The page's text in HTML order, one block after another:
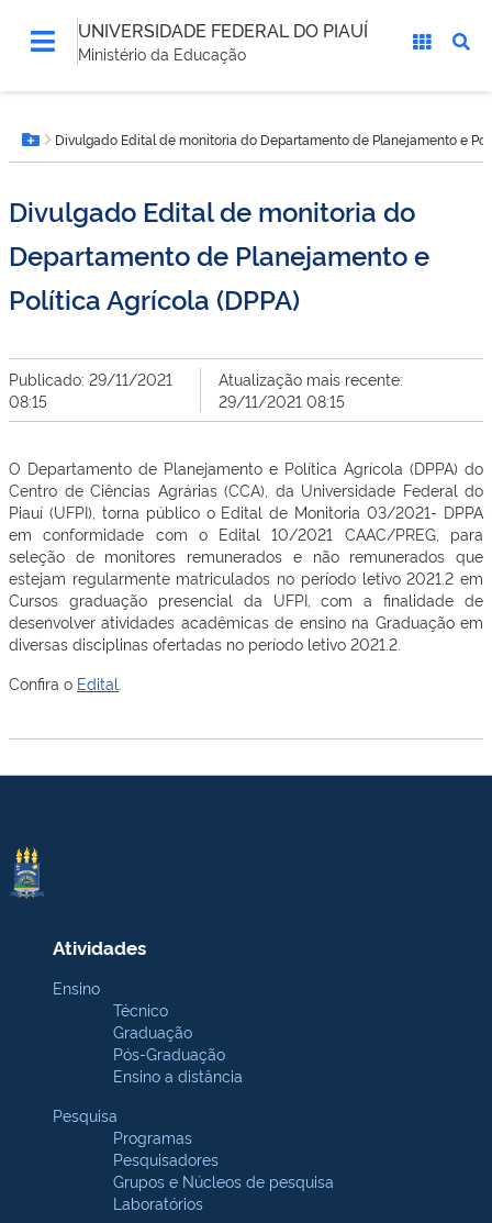
UNIVERSIDADE FEDERAL DO PIAUÍ
Ministério da Educação
está
aqui:Botão Menu
Divulgado Edital de monitoria do Departamento de Planejamento e
Divulgado Edital de monitoria do
Departamento de Planejamento e
Política Agrícola (DPPA)
Publicado: 29/11/2021
08:15
Atualização mais recente:
29/11/2021 08:15
O Departamento de Planejamento e Política Agrícola (DPPA) do
Centro de Ciências Agrárias (CCA), da Universidade Federal do
Piauí (UFPI), torna público o Edital de Monitoria 03/2021- DPPA
em conformidade com o Edital 10/2021 CAAC/PREG, para
seleção de monitores remunerados e não remunerados que
estejam regularmente matriculados no período letivo 2021.2 em
Cursos graduação presencial da UFPI, com a finalidade de
desenvolver atividades acadêmicas de ensino na Graduação em
diversas disciplinas ofertadas no período letivo 2021.2.
Confira o Edital
Atividades
Ensino
Técnico
Graduação
Pós-Graduação
Ensino a distância
Pesquisa
Programas
Pesquisadores
Grupos e Núcleos de pesquisa
Laboratórios